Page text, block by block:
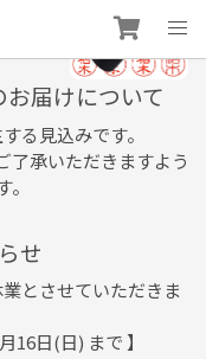
届けについて
る見込みです。
了承いただきますよう
せ
とさせていただきま
16日(日) まで 】